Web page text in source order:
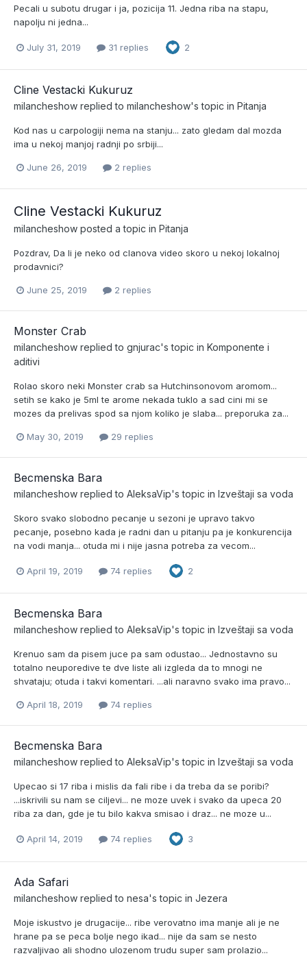
Pecali u subotu drugar i ja, pozicija 11. Jedna riba na stapu,
napolju ni jedna...
July 31, 2019 31 replies 2
Cline Vestacki Kukuruz
milancheshow replied to milancheshow's topic in Pitanja
Kod nas u carpologiji nema na stanju... zato gledam dal mozda
ima u nekoj manjoj radnji po srbiji...
June 26, 2019 2 replies
Cline Vestacki Kukuruz
milancheshow posted a topic in Pitanja
Pozdrav, Da li je neko od clanova video skoro u nekoj lokalnoj
prodavnici?
June 25, 2019 2 replies
Monster Crab
milancheshow replied to gnjurac's topic in Komponente i
aditivi
Rolao skoro neki Monster crab sa Hutchinsonovom aromom...
setih se kako je 5ml te arome nekada tuklo a sad cini mi se
mozes da prelivas spod sa njom koliko je slaba... preporuka za...
May 30, 2019 29 replies
Becmenska Bara
milancheshow replied to AleksaVip's topic in Izveštaji sa voda
Skoro svako slobodno pecanje u sezoni je upravo takvo
pecanje, posebno kada je radni dan u pitanju pa je konkurencija
na vodi manja... otuda mi i nije jasna potreba za vecom...
April 19, 2019 74 replies 2
Becmenska Bara
milancheshow replied to AleksaVip's topic in Izveštaji sa voda
Krenuo sam da pisem juce pa sam odustao... Jednostavno su
totalno neuporedive te dve liste ali izgleda da to mnogi ne
shvataju; otuda i takvi komentari. ...ali naravno svako ima pravo...
April 18, 2019 74 replies
Becmenska Bara
milancheshow replied to AleksaVip's topic in Izveštaji sa voda
Upecao si 17 riba i mislis da fali ribe i da treba da se poribi?
...iskrivili su nam se ciljevi... ne moze uvek i svako da upeca 20
riba za dan, gde je tu bilo kakva smisao i draz... ne moze u...
April 14, 2019 74 replies 3
Ada Safari
milancheshow replied to nesa's topic in Jezera
Moje iskustvo je drugacije... ribe verovatno ima manje ali je ne
hrane pa se peca bolje nego ikad... nije da sam se nesto
razvaljivao ali shodno ulozenom trudu super sam prolazio...